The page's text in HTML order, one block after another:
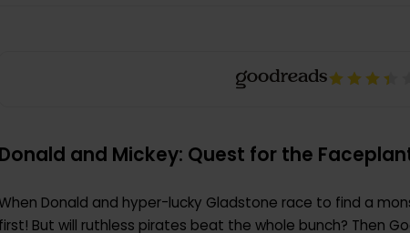
Donald and Mickey: Quest for the
Donald and hyper-lucky Gladstone race to find a
first! But will ruthless pirates beat the whole bunch? Then